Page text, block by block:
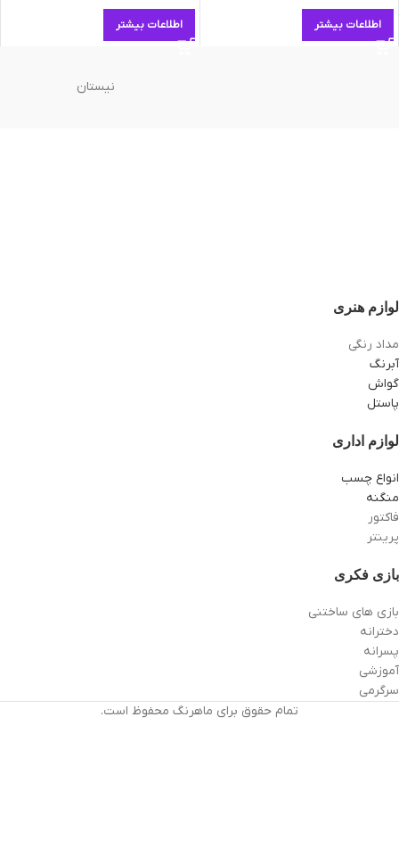
اطلاعات بیشتر اطلاعات بیشتر
نیستان
لوازم هنری
مداد رنگی
آبرنگ
گواش
پاستل
لوازم اداری
انواع چسب
منگنه
فاکتور
پرینتر
بازی فکری
بازی های ساختنی
دخترانه
پسرانه
آموزشی
سرگرمی
تمام حقوق برای ماهرنگ محفوظ است.